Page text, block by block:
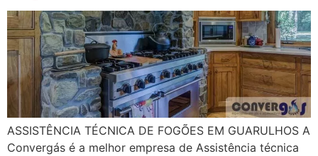
ASSISTÊNCIA TÉCNICA DE FOGÕES EM GUARULHOS A
Convergás é a melhor empresa de Assistência técnica